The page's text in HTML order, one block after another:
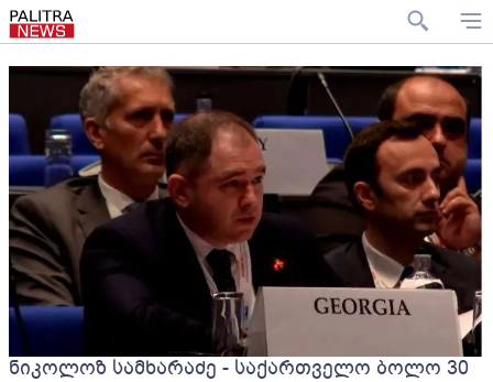
ნიკოლოზ სამხარაძე - საქართველო ბოლო 30